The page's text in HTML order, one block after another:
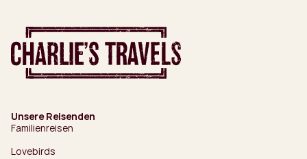
Unsere Reisenden
Familienreisen
Lovebirds